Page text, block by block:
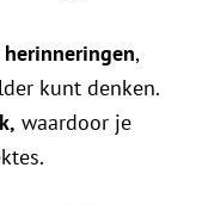
,
kunt denken.
waardoor je